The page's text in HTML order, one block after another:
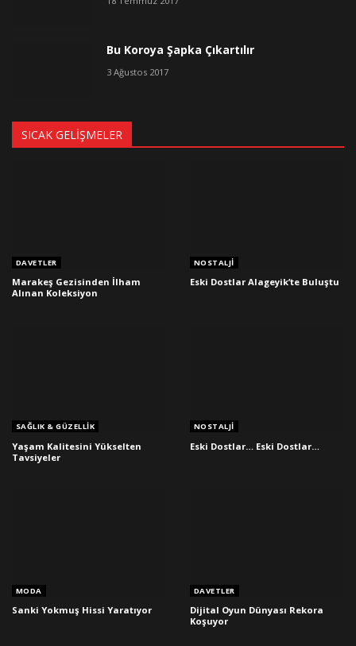
Bu Koroya Şapka Çıkartılır
3 Ağustos 2017
SICAK GELIŞMELER
DAVETLER
Marakeş Gezisinden İlham
Alınan Koleksiyon
NOSTALJI
Eski Dostlar Alageyik’te Buluştu
SAĞLIK & GÜZELLIK
Yaşam Kalitesini Yükselten
Tavsiyeler
NOSTALJI
Eski Dostlar… Eski Dostlar…
MODA
Sanki Yokmuş Hissi Yaratıyor
DAVETLER
Dijital Oyun Dünyası Rekora
Koşuyor